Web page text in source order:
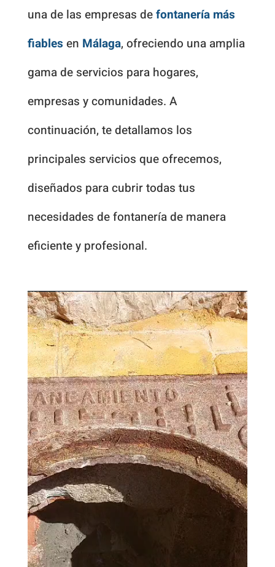
una de las empresas defontanería más
fiables en Málaga, ofreciendo una amplia
gama de servicios para hogares,
empresas y comunidades. A
continuación, te detallamos los
principales servicios que ofrecemos,
diseñados para cubrir todas tus
necesidades de fontanería de manera
eficiente y profesional.